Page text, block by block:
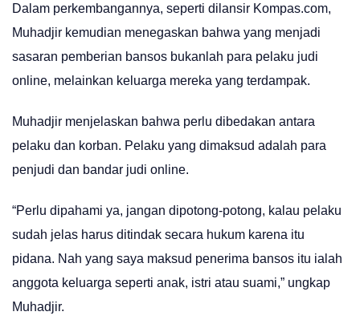
Dalam perkembangannya, seperti dilansir Kompas.com,
Muhadjir kemudian menegaskan bahwa yang menjadi
sasaran pemberian bansos bukanlah para pelaku judi
online, melainkan keluarga mereka yang terdampak.
Muhadjir menjelaskan bahwa perlu dibedakan antara
pelaku dan korban. Pelaku yang dimaksud adalah para
penjudi dan bandar judi online.
“Perlu dipahami ya, jangan dipotong-potong, kalau pelaku
sudah jelas harus ditindak secara hukum karena itu
pidana. Nah yang saya maksud penerima bansos itu ialah
anggota keluarga seperti anak, istri atau suami,” ungkap
Muhadjir.